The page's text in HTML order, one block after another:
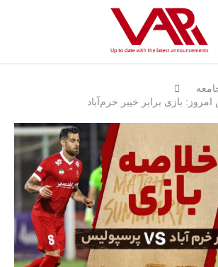
بازى برابر خیبر خرم‌آباد